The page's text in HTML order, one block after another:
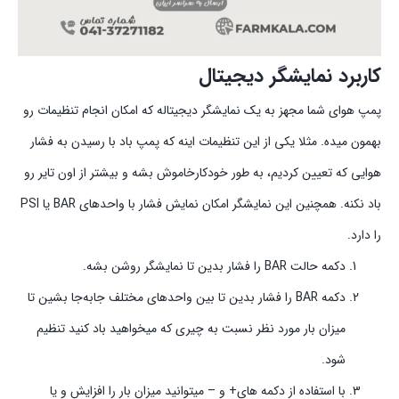
کاربرد نمایشگر دیجیتال
پمپ هوای شما مجهز به یک نمایشگر دیجیتاله که امکان انجام تنظیمات رو
بهمون میده. مثلا یکی از این تنظیمات اینه که پمپ باد با رسیدن به فشار
هوایی که تعیین کردیم، به طور خودکارخاموش بشه و بیشتر از اون تایر رو
باد نکنه. همچنین این نمایشگر امکان نمایش فشار با واحد‌های BAR یا PSI
را دارد.
دکمه حالت BAR را فشار بدین تا نمایشگر روشن بشه.
دکمه BAR را فشار بدین تا بین واحدهای مختلف جابه‌جا بشین تا
میزان بار مورد نظر نسبت به چیری که میخواهید باد کنید تنظیم
شود.
با استفاده از دکمه های+ و – میتوانید میزان بار را افزایش و یا